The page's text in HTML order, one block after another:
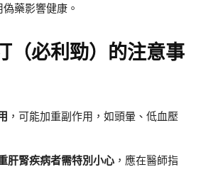
藥影響健康。
（必利勁）的注意事
，可能加重副作用，如頭暈、低血壓
肝腎疾病者需特別小心 ，應在醫師指